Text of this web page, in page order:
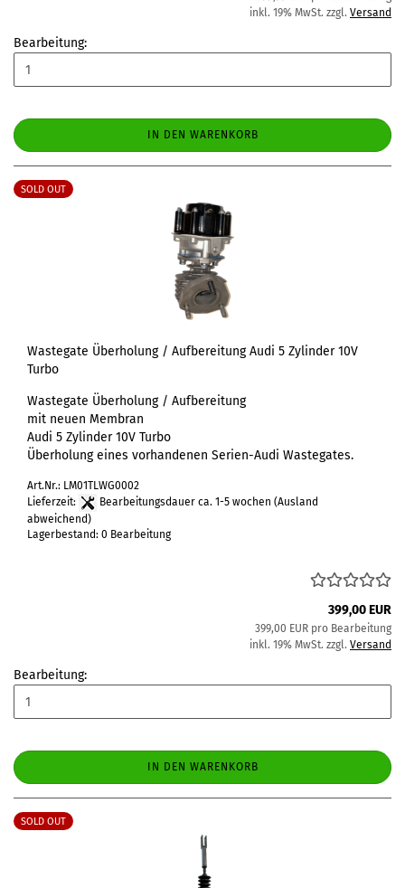
inkl. 19% MwSt. zzgl. Versand
Bearbeitung:
IN DEN WARENKORB
SOLD OUT
Wastegate Überholung / Aufbereitung Audi 5 Zylinder 10V
Turbo
Wastegate Überholung / Aufbereitung
mit neuen Membran
Audi 5 Zylinder 10V Turbo
Überholung eines vorhandenen Serien-Audi Wastegates.
Art.Nr.: LM01TLWG0002
Lieferzeit:
Bearbeitungsdauer ca. 1-5 wochen (Ausland
abweichend)
Lagerbestand: 0 Bearbeitung
399,00 EUR
399,00 EUR pro Bearbeitung
inkl. 19% MwSt. zzgl. Versand
Bearbeitung:
IN DEN WARENKORB
SOLD OUT